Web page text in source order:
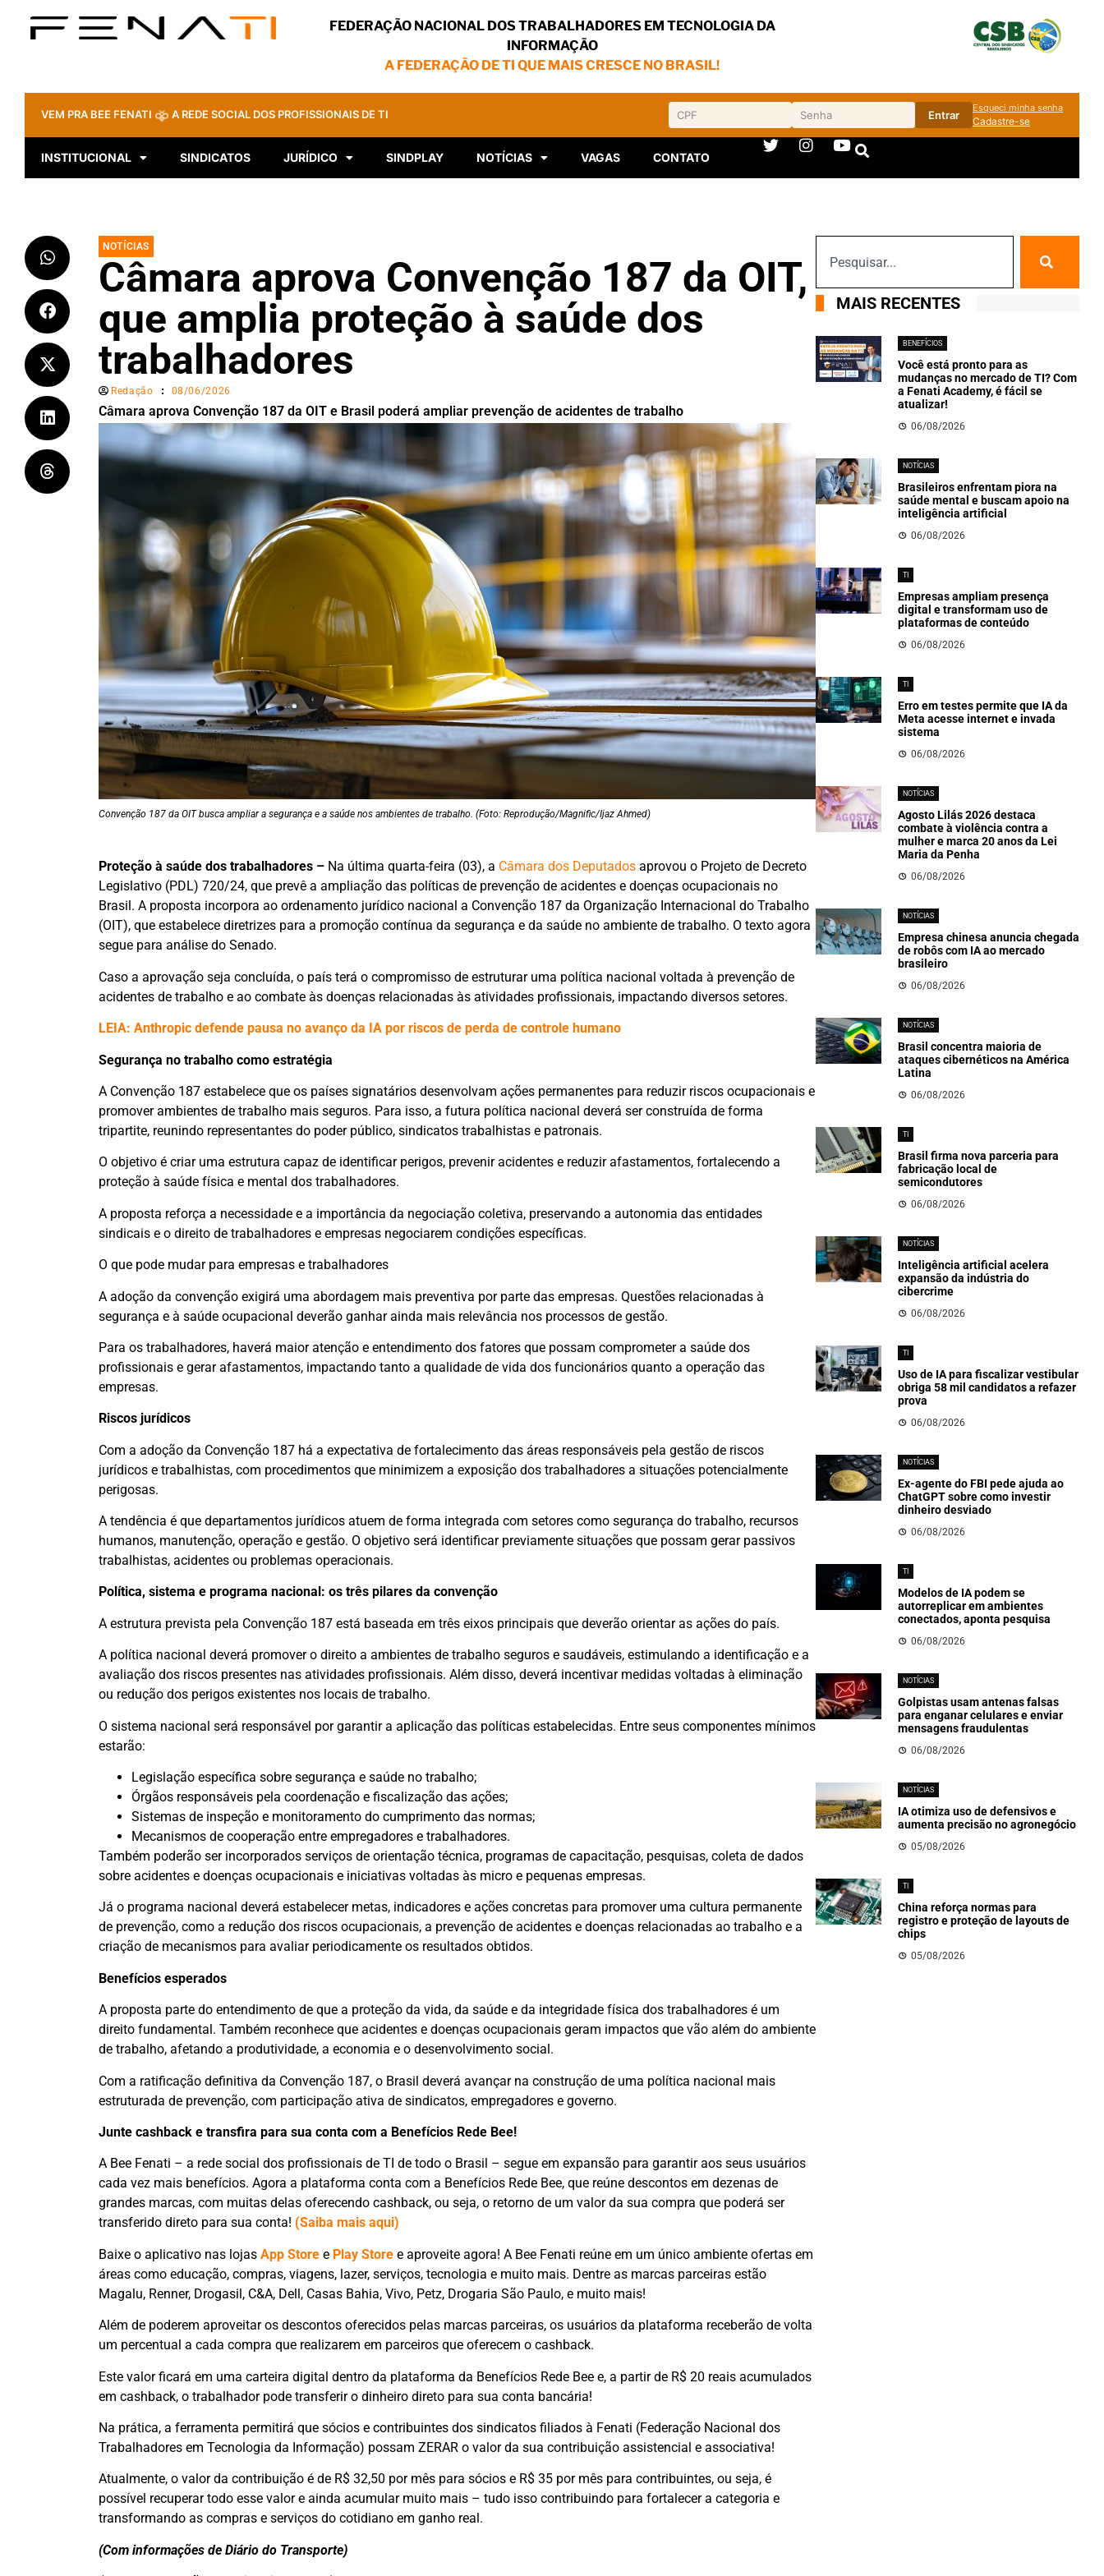
FEDERAÇÃO NACIONAL DOS TRABALHADORES EM TECNOLOGIA DA
INFORMAÇÃO
A FEDERAÇÃO DE TI QUE MAIS CRESCE NO BRASIL!
VEM PRA BEE FENATI A REDE SOCIAL DOS PROFISSIONAIS DE TI Entrar
Esqueci minha senha
Cadastre-se
INSTITUCIONAL SINDICATOS JURÍDICO SINDPLAY NOTÍCIAS VAGAS CONTATO
NOTÍCIAS
Câmara aprova Convenção 187 da OIT,
que amplia proteção à saúde dos
trabalhadores
Redação 08/06/2026
Câmara aprova Convenção 187 da OIT e Brasil poderá ampliar prevenção de acidentes de trabalho
Convenção 187 da OIT busca ampliar a segurança e a saúde nos ambientes de trabalho. (Foto: Reprodução/Magnific/Ijaz Ahmed)
Proteção à saúde dos trabalhadores –Na última quarta-feira (03), a Câmara dos Deputadosaprovou o Projeto de Decreto
Legislativo (PDL) 720/24, que prevê a ampliação das políticas de prevenção de acidentes e doenças ocupacionais no
Brasil. A proposta incorpora ao ordenamento jurídico nacional a Convenção 187 da Organização Internacional do Trabalho
(OIT), que estabelece diretrizes para a promoção contínua da segurança e da saúde no ambiente de trabalho. O texto agora
segue para análise do Senado.
Caso a aprovação seja concluída, o país terá o compromisso de estruturar uma política nacional voltada à prevenção de
acidentes de trabalho e ao combate às doenças relacionadas às atividades profissionais, impactando diversos setores.
LEIA: Anthropic defende pausa no avanço da IA por riscos de perda de controle humano
Segurança no trabalho como estratégia
A Convenção 187 estabelece que os países signatários desenvolvam ações permanentes para reduzir riscos ocupacionais e
promover ambientes de trabalho mais seguros. Para isso, a futura política nacional deverá ser construída de forma
tripartite, reunindo representantes do poder público, sindicatos trabalhistas e patronais.
O objetivo é criar uma estrutura capaz de identificar perigos, prevenir acidentes e reduzir afastamentos, fortalecendo a
proteção à saúde física e mental dos trabalhadores.
A proposta reforça a necessidade e a importância da negociação coletiva, preservando a autonomia das entidades
sindicais e o direito de trabalhadores e empresas negociarem condições específicas.
O que pode mudar para empresas e trabalhadores
A adoção da convenção exigirá uma abordagem mais preventiva por parte das empresas. Questões relacionadas à
segurança e à saúde ocupacional deverão ganhar ainda mais relevância nos processos de gestão.
Para os trabalhadores, haverá maior atenção e entendimento dos fatores que possam comprometer a saúde dos
profissionais e gerar afastamentos, impactando tanto a qualidade de vida dos funcionários quanto a operação das
empresas.
Riscos jurídicos
Com a adoção da Convenção 187 há a expectativa de fortalecimento das áreas responsáveis pela gestão de riscos
jurídicos e trabalhistas, com procedimentos que minimizem a exposição dos trabalhadores a situações potencialmente
perigosas.
A tendência é que departamentos jurídicos atuem de forma integrada com setores como segurança do trabalho, recursos
humanos, manutenção, operação e gestão. O objetivo será identificar previamente situações que possam gerar passivos
trabalhistas, acidentes ou problemas operacionais.
Política, sistema e programa nacional: os três pilares da convenção
A estrutura prevista pela Convenção 187 está baseada em três eixos principais que deverão orientar as ações do país.
A política nacional deverá promover o direito a ambientes de trabalho seguros e saudáveis, estimulando a identificação e a
avaliação dos riscos presentes nas atividades profissionais. Além disso, deverá incentivar medidas voltadas à eliminação
ou redução dos perigos existentes nos locais de trabalho.
O sistema nacional será responsável por garantir a aplicação das políticas estabelecidas. Entre seus componentes mínimos
estarão:
Legislação específica sobre segurança e saúde no trabalho;
Órgãos responsáveis pela coordenação e fiscalização das ações;
Sistemas de inspeção e monitoramento do cumprimento das normas;
Mecanismos de cooperação entre empregadores e trabalhadores.
Também poderão ser incorporados serviços de orientação técnica, programas de capacitação, pesquisas, coleta de dados
sobre acidentes e doenças ocupacionais e iniciativas voltadas às micro e pequenas empresas.
Já o programa nacional deverá estabelecer metas, indicadores e ações concretas para promover uma cultura permanente
de prevenção, como a redução dos riscos ocupacionais, a prevenção de acidentes e doenças relacionadas ao trabalho e a
criação de mecanismos para avaliar periodicamente os resultados obtidos.
Benefícios esperados
A proposta parte do entendimento de que a proteção da vida, da saúde e da integridade física dos trabalhadores é um
direito fundamental. Também reconhece que acidentes e doenças ocupacionais geram impactos que vão além do ambiente
de trabalho, afetando a produtividade, a economia e o desenvolvimento social.
Com a ratificação definitiva da Convenção 187, o Brasil deverá avançar na construção de uma política nacional mais
estruturada de prevenção, com participação ativa de sindicatos, empregadores e governo.
Junte cashback e transfira para sua conta com a Benefícios Rede Bee!
A Bee Fenati – a rede social dos profissionais de TI de todo o Brasil – segue em expansão para garantir aos seus usuários
cada vez mais benefícios. Agora a plataforma conta com a Benefícios Rede Bee, que reúne descontos em dezenas de
grandes marcas, com muitas delas oferecendo cashback, ou seja, o retorno de um valor da sua compra que poderá ser
transferido direto para sua conta! (Saiba mais aqui)
Baixe o aplicativo nas lojas App Storee Play Storee aproveite agora! A Bee Fenati reúne em um único ambiente ofertas em
áreas como educação, compras, viagens, lazer, serviços, tecnologia e muito mais. Dentre as marcas parceiras estão
Magalu, Renner, Drogasil, C&A, Dell, Casas Bahia, Vivo, Petz, Drogaria São Paulo, e muito mais!
Além de poderem aproveitar os descontos oferecidos pelas marcas parceiras, os usuários da plataforma receberão de volta
um percentual a cada compra que realizarem em parceiros que oferecem o cashback.
Este valor ficará em uma carteira digital dentro da plataforma da Benefícios Rede Bee e, a partir de R$ 20 reais acumulados
em cashback, o trabalhador pode transferir o dinheiro direto para sua conta bancária!
Na prática, a ferramenta permitirá que sócios e contribuintes dos sindicatos filiados à Fenati (Federação Nacional dos
Trabalhadores em Tecnologia da Informação) possam ZERAR o valor da sua contribuição assistencial e associativa!
Atualmente, o valor da contribuição é de R$ 32,50 por mês para sócios e R$ 35 por mês para contribuintes, ou seja, é
possível recuperar todo esse valor e ainda acumular muito mais – tudo isso contribuindo para fortalecer a categoria e
transformando as compras e serviços do cotidiano em ganho real.
(Com informações de Diário do Transporte)
MAIS RECENTES
BENEFÍCIOS
Você está pronto para as
mudanças no mercado de TI? Com
a Fenati Academy, é fácil se
atualizar!
06/08/2026
NOTÍCIAS
Brasileiros enfrentam piora na
saúde mental e buscam apoio na
inteligência artificial
06/08/2026
TI
Empresas ampliam presença
digital e transformam uso de
plataformas de conteúdo
06/08/2026
TI
Erro em testes permite que IA da
Meta acesse internet e invada
sistema
06/08/2026
NOTÍCIAS
Agosto Lilás 2026 destaca
combate à violência contra a
mulher e marca 20 anos da Lei
Maria da Penha
06/08/2026
NOTÍCIAS
Empresa chinesa anuncia chegada
de robôs com IA ao mercado
brasileiro
06/08/2026
NOTÍCIAS
Brasil concentra maioria de
ataques cibernéticos na América
Latina
06/08/2026
TI
Brasil firma nova parceria para
fabricação local de
semicondutores
06/08/2026
NOTÍCIAS
Inteligência artificial acelera
expansão da indústria do
cibercrime
06/08/2026
TI
Uso de IA para fiscalizar vestibular
obriga 58 mil candidatos a refazer
prova
06/08/2026
NOTÍCIAS
Ex-agente do FBI pede ajuda ao
ChatGPT sobre como investir
dinheiro desviado
06/08/2026
TI
Modelos de IA podem se
autorreplicar em ambientes
conectados, aponta pesquisa
06/08/2026
NOTÍCIAS
Golpistas usam antenas falsas
para enganar celulares e enviar
mensagens fraudulentas
06/08/2026
NOTÍCIAS
IA otimiza uso de defensivos e
aumenta precisão no agronegócio
05/08/2026
TI
China reforça normas para
registro e proteção de layouts de
chips
05/08/2026